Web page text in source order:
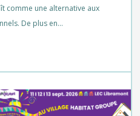
comme une alternative aux
De plus en…